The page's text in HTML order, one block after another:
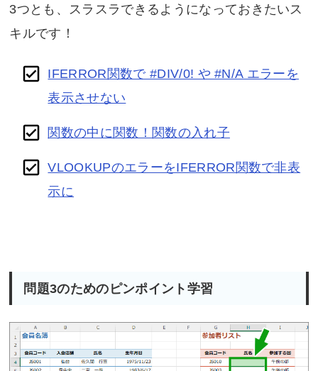
3つとも、スラスラできるようになっておきたいス
キルです！
IFERROR関数で #DIV/0! や #N/A エラーを
表示させない
関数の中に関数！関数の入れ子
VLOOKUPのエラーをIFERROR関数で非表
示に
問題3のためのピンポイント学習